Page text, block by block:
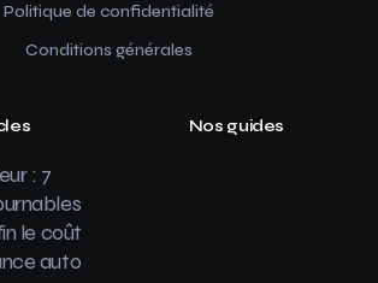
Politique de confidentialité
Conditions générales
: 7
le coût
auto
Nos guides